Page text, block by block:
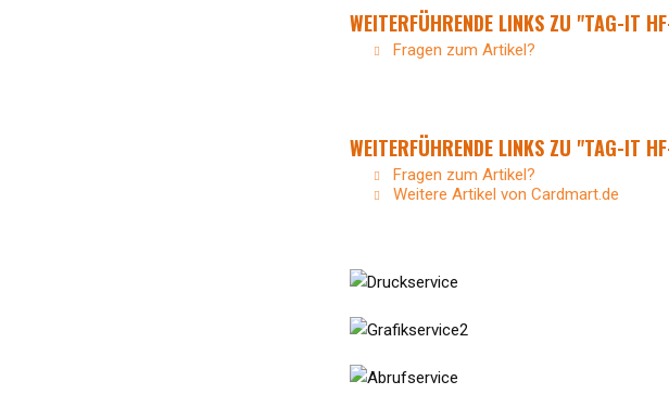
WEITERFÜHRENDE LINKS ZU "TAG-IT
Fragen zum Artikel?
WEITERFÜHRENDE LINKS ZU "TAG-IT
Fragen zum Artikel?
Weitere Artikel von Cardmart.de